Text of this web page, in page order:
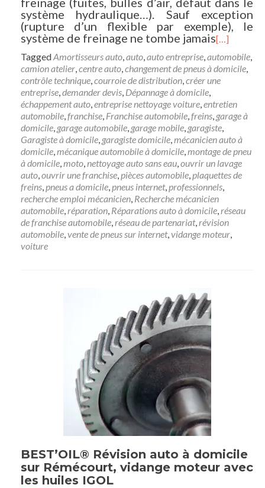
système hydraulique…). Sauf exception
(rupture d’un flexible par exemple), le
système de freinage ne tombe jamais[…]
TaggedAmortisseurs auto,auto,auto entreprise,automobile,
camion atelier,centre auto,changement de pneus à domicile,
contrôle technique,courroie de distribution,créer une
entreprise,demander devis, Dépannage à domicile,
échappement auto,entreprise nettoyage voiture,entretien
automobile,franchise, Franchise automobile,freins, garage à
domicile, garage automobile, garage mobile, garagiste,
Garagiste à domicile, garagiste domicile,mécanicien auto à
domicile,mécanique automobile à domicile,montage de pneu
à domicile,moto,nettoyage auto sans eau,ouvrir un lavage
auto,ouvrir une franchise,pièces automobile,plaquettes de
freins,pneus a domicile,pneus internet,professionnels,
recherche emploi mécanicien, Recherche mécanicien
automobile,réparation, Réparations auto à domicile,réseau
de franchise automobile,réseau de partenariat,révision
automobile,vente de pneus sur internet,vidange moteur,
voiture
BEST’OIL® Révision auto à domicile
sur Rémécourt, vidange moteur avec
les huiles IGOL